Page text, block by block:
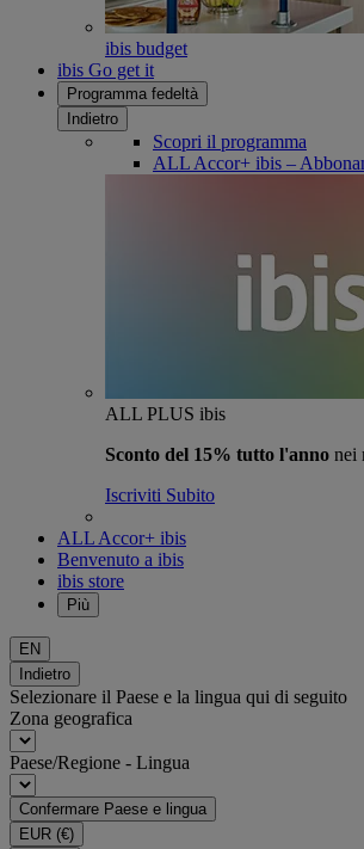
ibis budget
ibis Go get it
Programma fedeltà
Indietro
Scopri il programma
ALL Accor+ ibis –
ALL PLUS ibis
Sconto del 15% tutto l'anno nei
Iscriviti Subito
ALL Accor+ ibis
Benvenuto a ibis
ibis store
Più
EN
Indietro
Selezionare il Paese e la lingua qui di seguito
Zona geografica
Paese/Regione - Lingua
Confermare Paese e lingua
EUR (€)